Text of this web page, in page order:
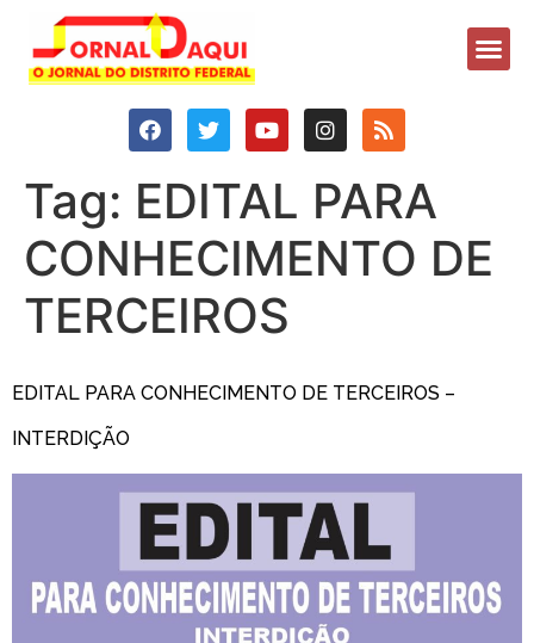
Tag: EDITAL PARA
CONHECIMENTO DE
TERCEIROS
EDITAL PARA CONHECIMENTO DE TERCEIROS –
INTERDIÇÃO